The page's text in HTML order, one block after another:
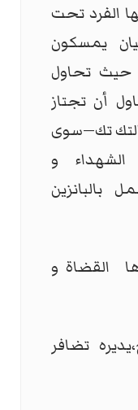
الفرد تحت
يمسكون
حيث تحاول
أن تجتاز
-التك تك—سوى
و
بالبانزين
القضاة و
تضافر